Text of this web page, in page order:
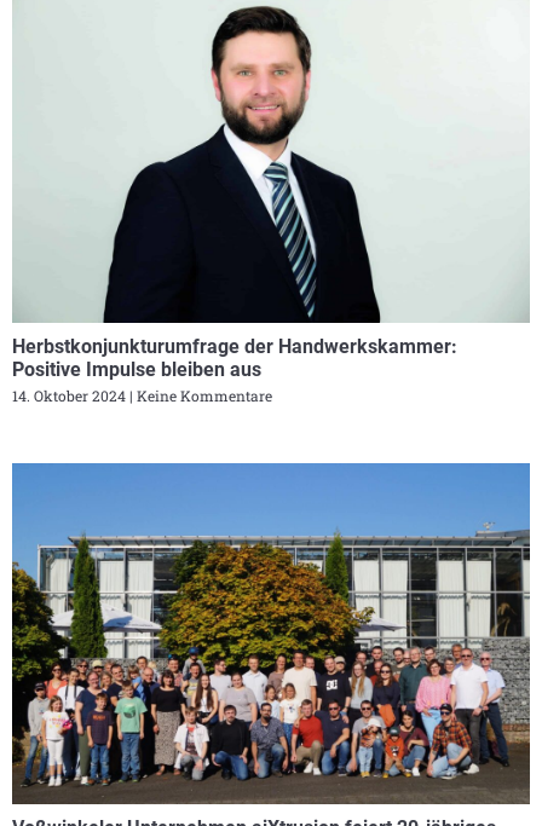
Herbstkonjunkturumfrage der Handwerkskammer:
Positive Impulse bleiben aus
14. Oktober 2024 Keine Kommentare